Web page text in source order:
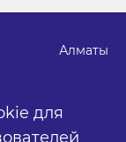
для
Алматы
центр "Time"
УНП